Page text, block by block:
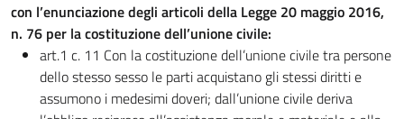
con l’enunciazione degli articoli della Legge 20 maggio 2016,
n. 76 per la costituzione dell’unione civile:
art.1 c. 11 Con la costituzione dell’unione civile tra persone
dello stesso sesso le parti acquistano gli stessi diritti e
assumono i medesimi doveri; dall’unione civile deriva